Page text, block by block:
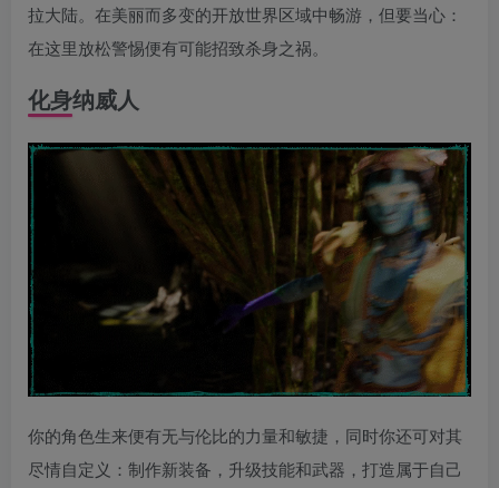
拉大陆。在美丽而多变的开放世界区域中畅游，但要当心：
在这里放松警惕便有可能招致杀身之祸。
化身纳威人
你的角色生来便有无与伦比的力量和敏捷，同时你还可对其
尽情自定义：制作新装备，升级技能和武器，打造属于自己